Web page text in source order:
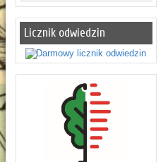
Licznik odwiedzin